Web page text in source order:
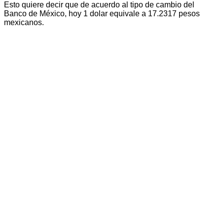
Esto quiere decir que de acuerdo al tipo de cambio del
Banco de México, hoy 1 dolar equivale a 17.2317 pesos
mexicanos.